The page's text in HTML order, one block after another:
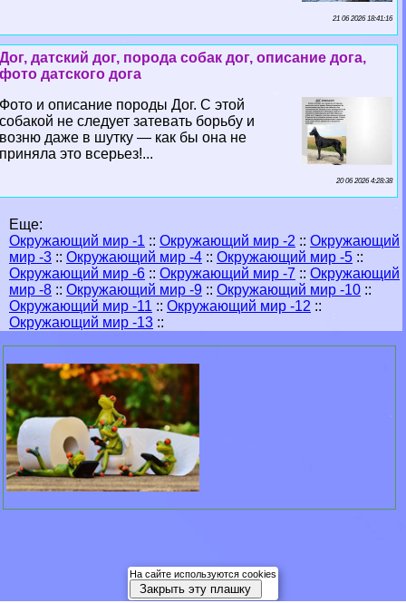
21 06 2026 18:41:16
Дог, датский дог, порода собак дог, описание дога,
фото датского дога
Фото и описание породы Дог. С этой
собакой не следует затевать борьбу и
возню даже в шутку — как бы она не
приняла это всерьез!...
20 06 2026 4:28:38
Еще:
Окружающий мир -1 :: Окружающий мир -2 :: Окружающий
мир -3 :: Окружающий мир -4 :: Окружающий мир -5 ::
Окружающий мир -6 :: Окружающий мир -7 :: Окружающий
мир -8 :: Окружающий мир -9 :: Окружающий мир -10 ::
Окружающий мир -11 :: Окружающий мир -12 ::
Окружающий мир -13 ::
На сайте используются cookies
Закрыть эту плашку